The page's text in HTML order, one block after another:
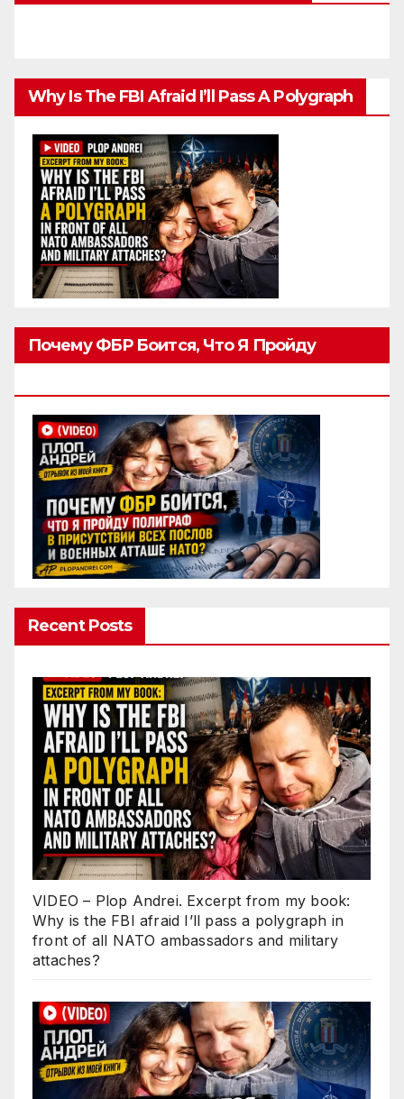
Why Is The FBI Afraid I’ll Pass A Polygraph
Почему ФБР Боится, Что Я Пройду
Recent Posts
VIDEO – Plop Andrei. Excerpt from my book:
Why is the FBI afraid I’ll pass a polygraph in
front of all NATO ambassadors and military
attaches?